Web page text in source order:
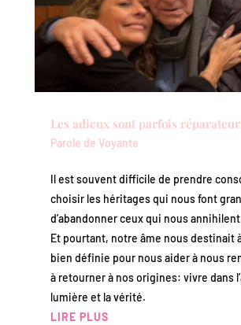
Les adieux sont parfois
Parole de Voyante
Il est souvent difficile de prendre
choisir les héritages qui nous font
d’abandonner ceux qui nous
Et pourtant, notre âme nous destinait
bien définie pour nous aider à nous
à retourner à nos origines: vivre dans
lumière et la vérité.
LIRE PLUS